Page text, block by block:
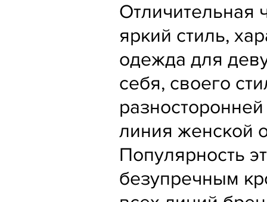
Отличительная
яркий стиль,
одежда для
себя, своего
линия женской
Популярность
безупречным